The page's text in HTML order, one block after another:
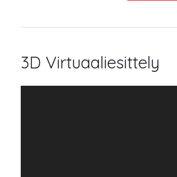
3D Virtuaaliesittely